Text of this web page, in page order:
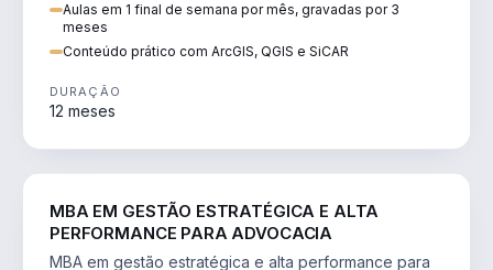
Aulas em 1 final de semana por mês, gravadas por 3
meses
Conteúdo prático com ArcGIS, QGIS e SiCAR
DURAÇÃO
12 meses
MBA EM GESTÃO ESTRATÉGICA E ALTA
PERFORMANCE PARA ADVOCACIA
MBA em gestão estratégica e alta performance para